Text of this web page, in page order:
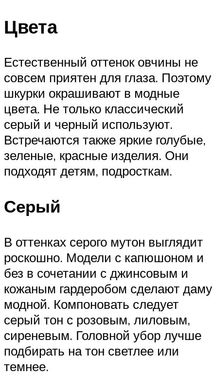
Цвета
Естественный оттенок овчины не
совсем приятен для глаза. Поэтому
шкурки окрашивают в модные
цвета. Не только классический
серый и черный используют.
Встречаются также яркие голубые,
зеленые, красные изделия. Они
подходят детям, подросткам.
Серый
В оттенках серого мутон выглядит
роскошно. Модели с капюшоном и
без в сочетании с джинсовым и
кожаным гардеробом сделают даму
модной. Компоновать следует
серый тон с розовым, лиловым,
сиреневым. Головной убор лучше
подбирать на тон светлее или
темнее.